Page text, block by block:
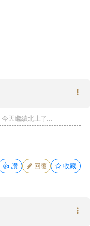
今天繼續北上了...
👍 讚 回覆 收藏